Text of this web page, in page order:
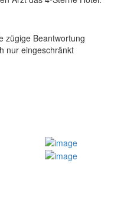
zügige Beantwortung
nur eingeschränkt